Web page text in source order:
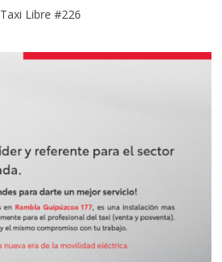
Taxi Libre #226